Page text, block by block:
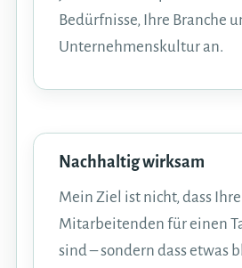
Bedürfnisse, Ihre Branche
Unternehmenskultur an.
Nachhaltig wirksam
Mein Ziel ist nicht, dass Ihre
Mitarbeitenden für einen
sind – sondern dass etwas